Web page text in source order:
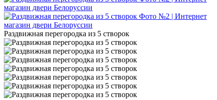
Раздвижная перегородка из 5 створок